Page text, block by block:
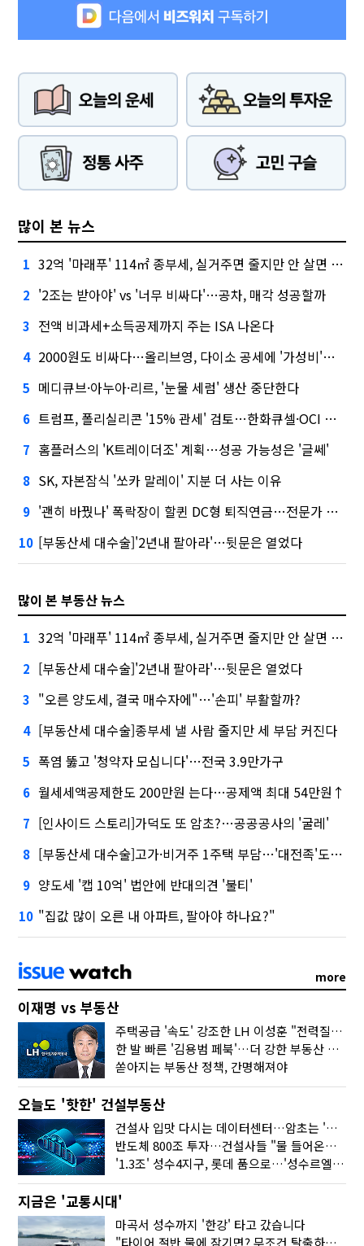
많이 본 뉴스
1 32억 '마래푸' 114㎡ 종부세, 실거주면 줄지만 안 살면 2.5배
2 '2조는 받아야' vs '너무 비싸다'…공차, 매각 성공할까
3 전액 비과세+소득공제까지 주는 ISA 나온다
4 2000원도 비싸다…올리브영, 다이소 공세에 '가성비'로 맞불
5 메디큐브·아누아·리르, '눈물 세럼' 생산 중단한다
6 트럼프, 폴리실리콘 '15% 관세' 검토…한화큐셀·OCI 영향은?
7 홈플러스의 'K트레이더조' 계획…성공 가능성은 '글쎄'
8 SK, 자본잠식 '쏘카 말레이' 지분 더 사는 이유
9 '괜히 바꿨나' 폭락장이 할퀸 DC형 퇴직연금…전문가 조언은
10 [부동산세 대수술]'2년내 팔아라'…뒷문은 열었다
많이 본 부동산 뉴스
1 32억 '마래푸' 114㎡ 종부세, 실거주면 줄지만 안 살면 2.5배
2 [부동산세 대수술]'2년내 팔아라'…뒷문은 열었다
3 "오른 양도세, 결국 매수자에"…'손피' 부활할까?
4 [부동산세 대수술]종부세 낼 사람 줄지만 세 부담 커진다
5 폭염 뚫고 '청약자 모십니다'…전국 3.9만가구
6 월세세액공제한도 200만원 는다…공제액 최대 54만원↑
7 [인사이드 스토리]가덕도 또 암초?…공공공사의 '굴레'
8 [부동산세 대수술]고가·비거주 1주택 부담…'대전족'도 불똥
9 양도세 '캡 10억' 법안에 반대의견 '불티'
10 "집값 많이 오른 내 아파트, 팔아야 하나요?"
more
이재명 vs 부동산
주택공급 '속도' 강조한 LH 이성훈 "전력질주해야"
한 발 빠른 '김용범 페북'…더 강한 부동산 규제 나오나
쏟아지는 부동산 정책, 간명해져야
오늘도 '핫한' 건설부동산
건설사 입맛 다시는 데이터센터…암초는 '주민 반대'
반도체 800조 투자…건설사들 "물 들어온다!"
'1.3조' 성수4지구, 롯데 품으로…'성수르엘 S70' 거듭
지금은 '교통시대'
마곡서 성수까지 '한강' 타고 갔습니다
"타이어 절반 물에 잠기면? 무조건 탈출하세요"